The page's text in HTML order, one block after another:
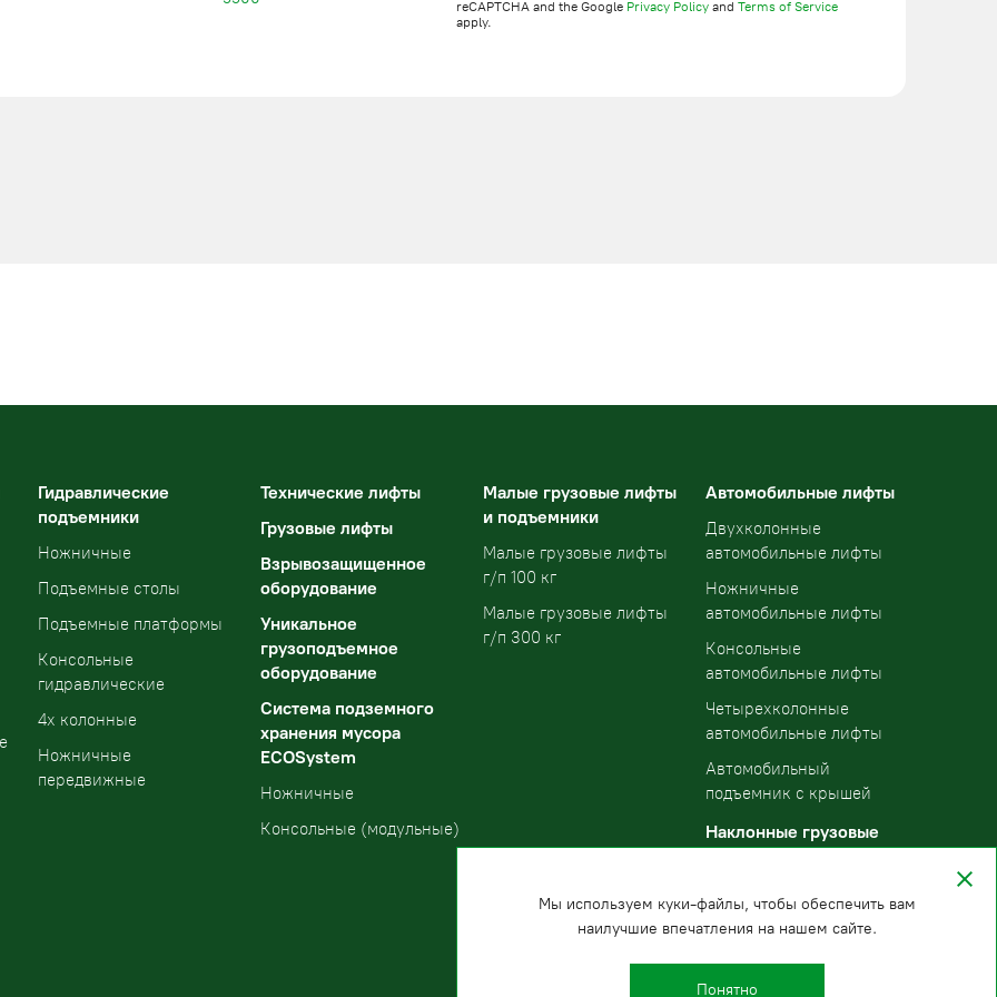
reCAPTCHA and the Google Privacy Policy and Terms of Service
apply.
Гидравлические
подъемники
Ножничные
Подъемные столы
Подъемные платформы
Консольные
гидравлические
4х колонные
Ножничные
передвижные
Технические лифты
Грузовые лифты
Взрывозащищенное
оборудование
Уникальное
грузоподъемное
оборудование
Система подземного
хранения мусора
ECOSystem
Ножничные
Консольные (модульные)
Малые грузовые лифты
и подъемники
Малые грузовые лифты
г/п 100 кг
Малые грузовые лифты
г/п 300 кг
Автомобильные лифты
Двухколонные
автомобильные лифты
Ножничные
автомобильные лифты
Консольные
автомобильные лифты
Четырехколонные
автомобильные лифты
Автомобильный
подъемник с крышей
Наклонные грузовые
Мы используем куки-файлы, чтобы обеспечить вам
наилучшие впечатления на нашем сайте.
Понятно